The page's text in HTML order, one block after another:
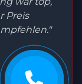
Preis